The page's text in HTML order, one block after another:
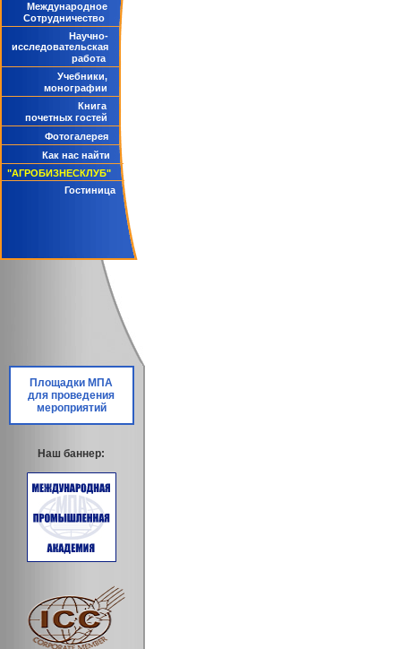
Международное
Сотрудничество
Научно-
исследовательская
работа
Учебники,
монографии
Книга
почетных гостей
Фотогалерея
Как нас найти
"АГРОБИЗНЕСКЛУБ"
Гостиница
Площадки МПА
для проведения
мероприятий
Наш баннер: